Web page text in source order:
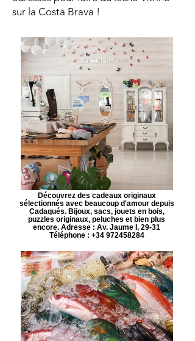
sur la Costa Brava !
Découvrez des cadeaux originaux
sélectionnés avec beaucoup d'amour depuis
Cadaqués. Bijoux, sacs, jouets en bois,
puzzles originaux, peluches et bien plus
encore. Adresse : Av. Jaume I, 29-31
Téléphone : +34 972458284